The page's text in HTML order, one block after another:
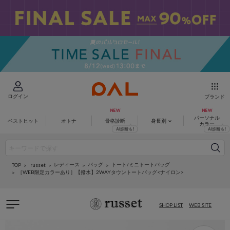
ログイン ブランド
ベストヒット オトナ 骨格診断 身長別
パーソナル
カラー
TOP russet レディース バッグ
トート/ミニトートバッグ
［WEB限定カラーあり］【撥水】2WAYタウントートバッグ<ナイロン>
SHOP LIST WEB SITE